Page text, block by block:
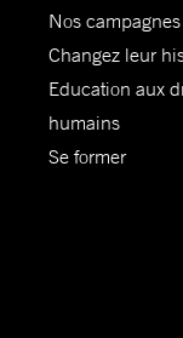
Nos campagnes
Changez leur
Education aux
humains
Se former